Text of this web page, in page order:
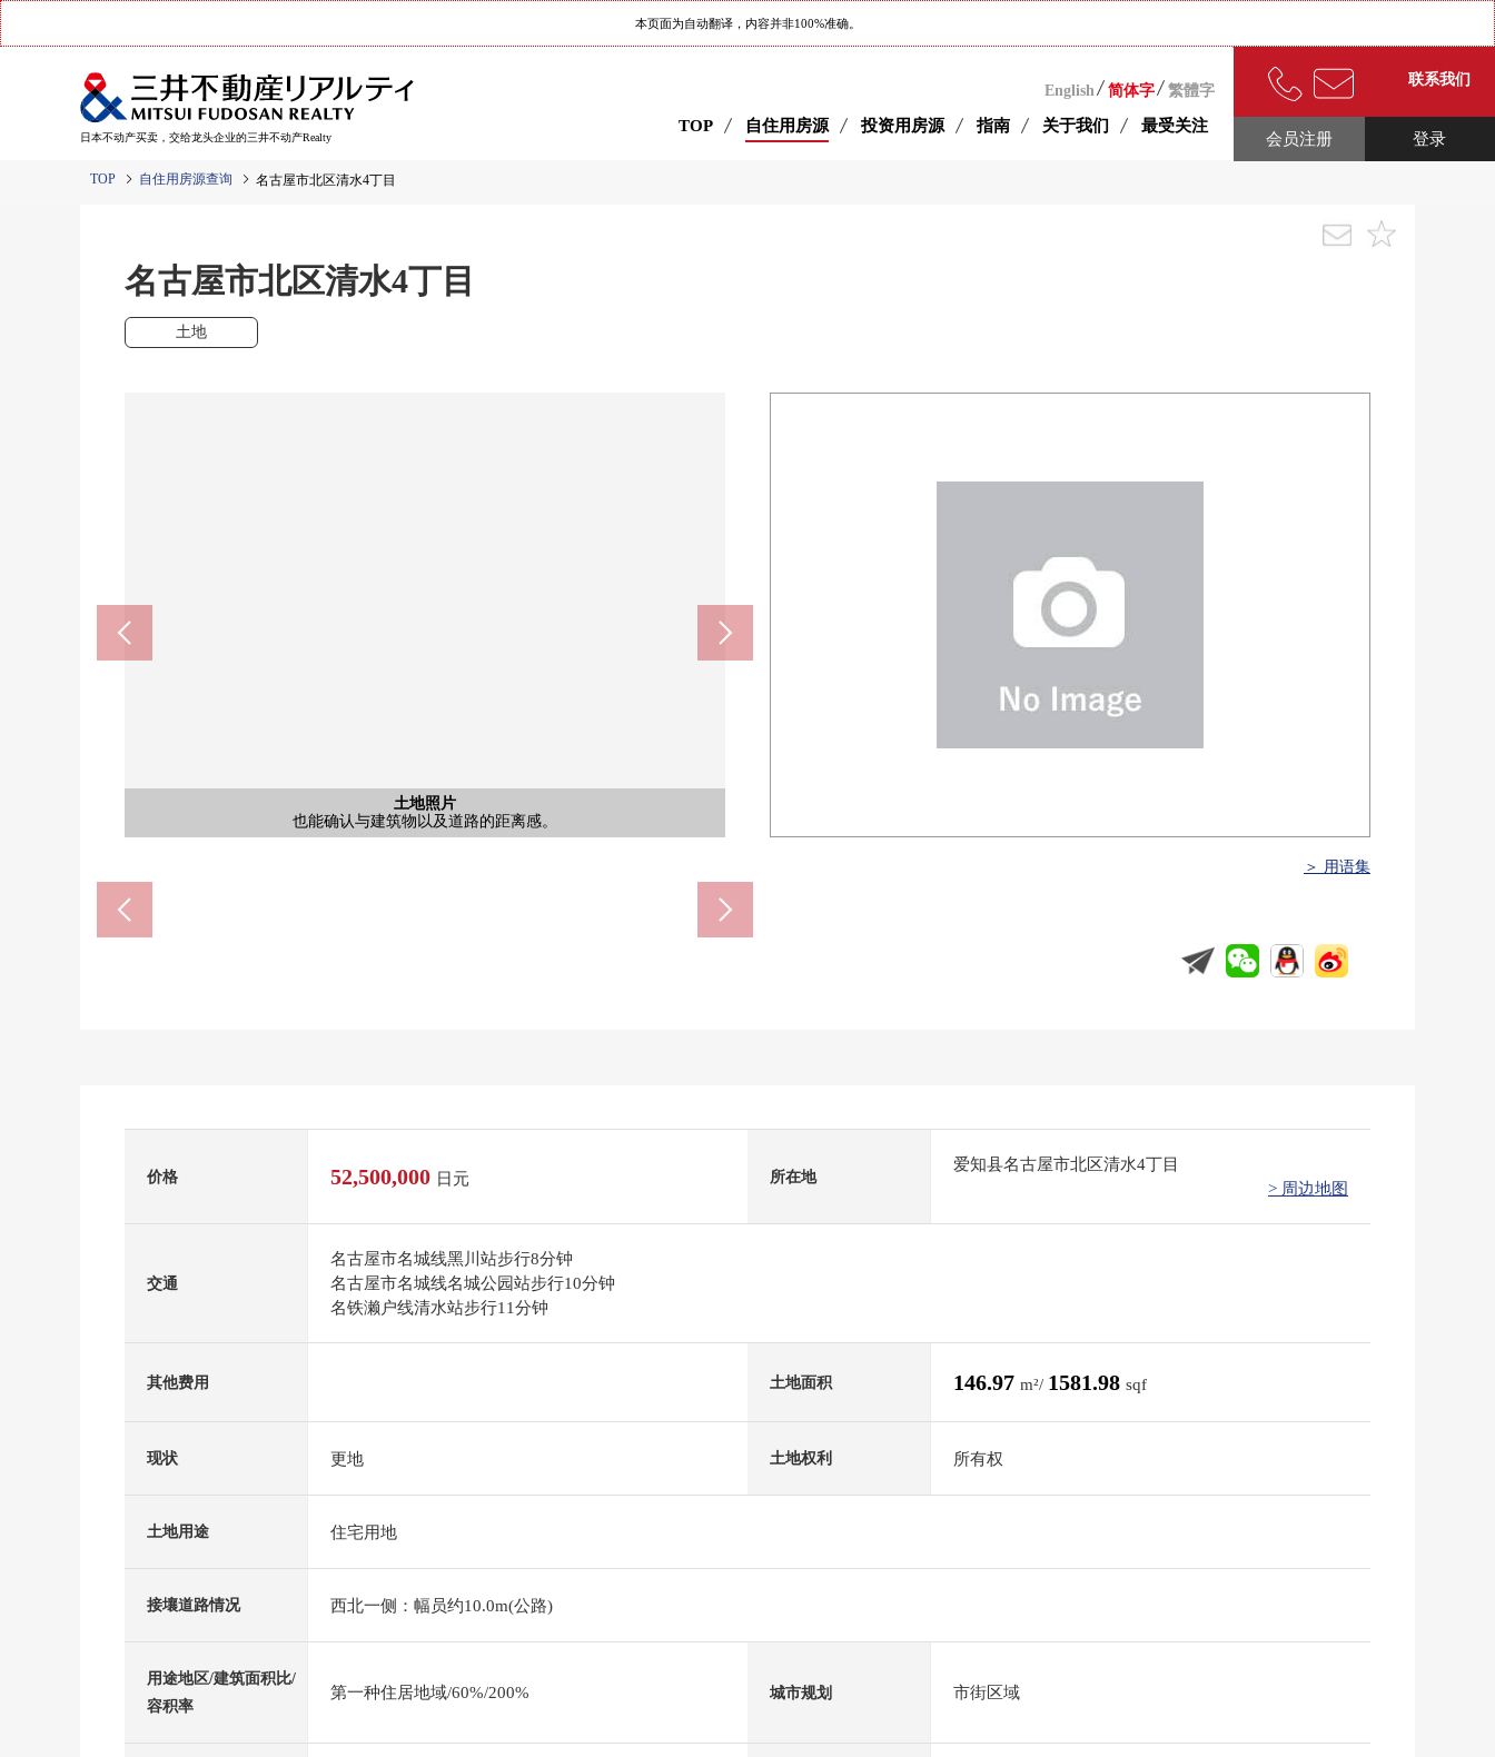
本页面为自动翻译，内容并非100%准确。
日本不动产买卖，交给龙头企业的三井不动产Realty
English 简体字 繁體字
TOP 自住用房源 投资用房源 指南 关于我们 最受关注
联系我们
登录
会员注册
TOP 自住用房源查询 名古屋市北区清水4丁目
名古屋市北区清水4丁目
土地
土地照片
也能确认与建筑物以及道路的距离感。
土地照片
土地照片
土地照片
土地照片
土地照片
含有前面道路的外观
前面道路明白人行道和车道，周围是排列集体住宅以及独栋住宅的成熟稳重的环境。
含有前面道路的外观
在前面道路，幅员广阔，并且人行道也被维修保养，是有开放感觉的居住环境。
清水小学(约330m)
八王子中学(约140m)
＞ 用语集
价格 52,500,000 日元 所在地
爱知县名古屋市北区清水4丁目
> 周边地图
交通
名古屋市名城线黑川站步行8分钟
名古屋市名城线名城公园站步行10分钟
名铁濑户线清水站步行11分钟
其他费用 土地面积 146.97 m²/ 1581.98 sqf
现状 更地 土地权利 所有权
土地用途 住宅用地
接壤道路情况 西北一侧：幅员约10.0m(公路)
用途地区/建筑面积比/
容积率
第一种住居地域/60%/200% 城市规划 市街区域